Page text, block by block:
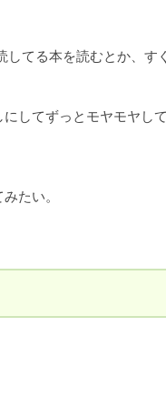
してる本を読むとか、す
してずっとモヤモヤし
たい。